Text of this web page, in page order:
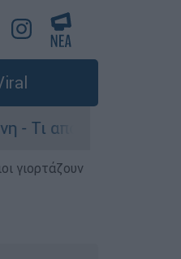
στους
γιορτάζουν